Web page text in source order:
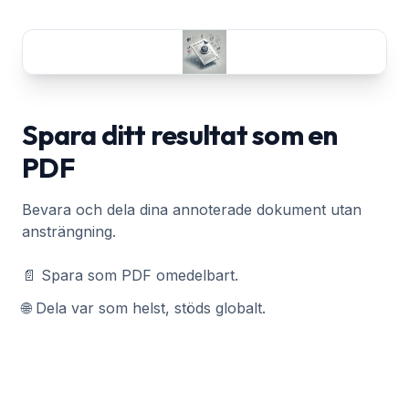
Spara ditt resultat som en
PDF
Bevara och dela dina annoterade dokument utan
ansträngning.
📄 Spara som PDF omedelbart.
🌐 Dela var som helst, stöds globalt.